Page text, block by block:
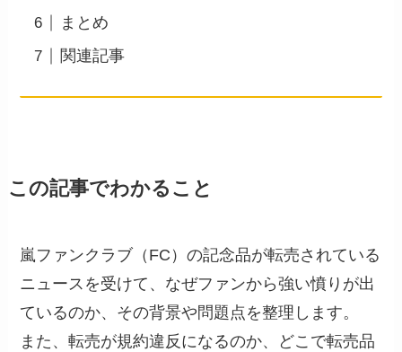
まとめ
関連記事
この記事でわかること
嵐ファンクラブ（FC）の記念品が転売されている
ニュースを受けて、なぜファンから強い憤りが出
ているのか、その背景や問題点を整理します。
また、転売が規約違反になるのか、どこで転売品